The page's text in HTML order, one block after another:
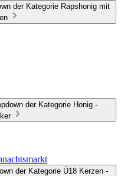
der Kategorie Rapshonig mit
der Kategorie Honig -
der Kategorie Ü18 Kerzen -